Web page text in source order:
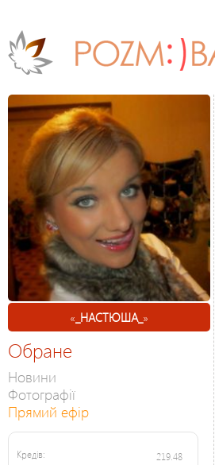
« _НАСТЮША_ »
Обране
Новини
Фотографії
Прямий ефір
Кредів: 219.48